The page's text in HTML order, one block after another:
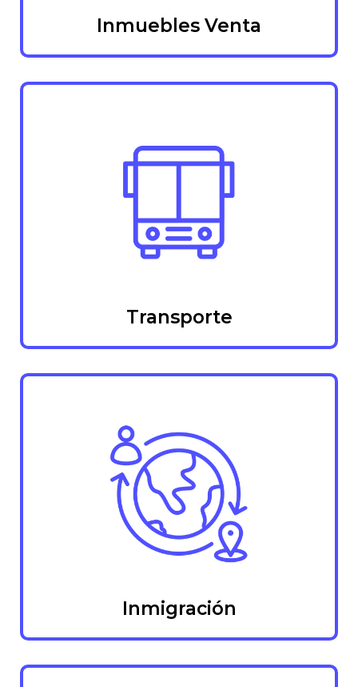
Inmuebles Venta
Transporte
Inmigración